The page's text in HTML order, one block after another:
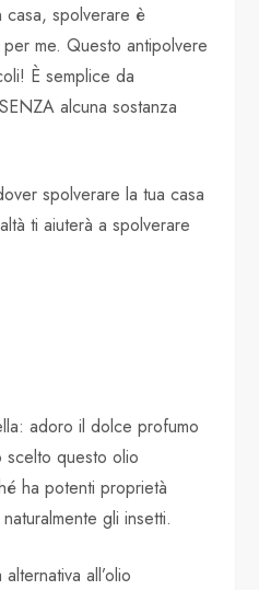
casa, spolverare è
me. Questo antipolvere
È semplice da
alcuna sostanza
spolverare la tua casa
ti aiuterà a spolverare
adoro il dolce profumo
scelto questo olio
ha potenti proprietà
gli insetti.
all’olio